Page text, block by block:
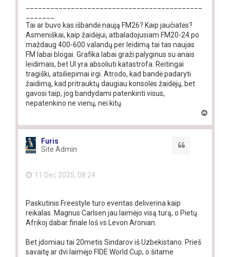
Tai ar buvo kas išbandė naują FM26? Kaip jaučiatės?
Asmeniškai, kaip žaidėjui, atbaladojusiam FM20-24 po
maždaug 400-600 valandų per leidimą tai tas naujas
FM labai blogai. Grafika labai graži palyginus su anais
leidimais, bet UI yra absoliuti katastrofa. Reitingai
tragiški, atsiliepimai irgi. Atrodo, kad bandė padaryti
žaidimą, kad pritrauktų daugiau konsolės žaidėjų, bet
gavosi taip, jog bandydami patenkinti visus,
nepatenkino ne vienų, nei kitų.
p
Furis
Site Admin
11 Dec 2025, 08:24
Paskutinis Freestyle turo eventas deliverina kaip
reikalas. Magnus Carlsen jau laimėjo visą turą, o Pietų
Afrikoj dabar finale loš vs Levon Aronian.
Bet įdomiau tai 20metis Sindarov iš Uzbekistano. Prieš
savaitę ar dvi laimėjo FIDE World Cup, o šitame